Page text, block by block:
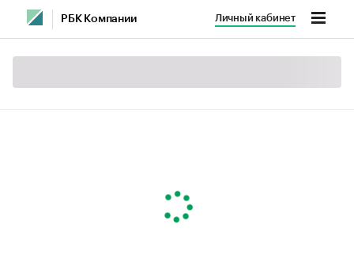
РБК Компании Личный кабинет